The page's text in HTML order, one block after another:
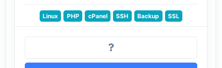
Linux PHP cPanel SSH Backup SSL